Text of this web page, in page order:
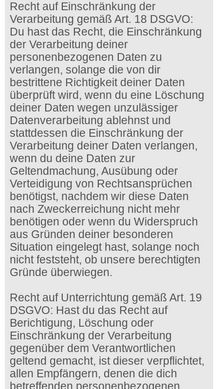
Recht auf Einschränkung der
Verarbeitung gemäß Art. 18 DSGVO:
Du hast das Recht, die Einschränkung
der Verarbeitung deiner
personenbezogenen Daten zu
verlangen, solange die von dir
bestrittene Richtigkeit deiner Daten
überprüft wird, wenn du eine Löschung
deiner Daten wegen unzulässiger
Datenverarbeitung ablehnst und
stattdessen die Einschränkung der
Verarbeitung deiner Daten verlangen,
wenn du deine Daten zur
Geltendmachung, Ausübung oder
Verteidigung von Rechtsansprüchen
benötigst, nachdem wir diese Daten
nach Zweckerreichung nicht mehr
benötigen oder wenn du Widerspruch
aus Gründen deiner besonderen
Situation eingelegt hast, solange noch
nicht feststeht, ob unsere berechtigten
Gründe überwiegen.
Recht auf Unterrichtung gemäß Art. 19
DSGVO: Hast du das Recht auf
Berichtigung, Löschung oder
Einschränkung der Verarbeitung
gegenüber dem Verantwortlichen
geltend gemacht, ist dieser verpflichtet,
allen Empfängern, denen die dich
betreffenden personenbezogenen